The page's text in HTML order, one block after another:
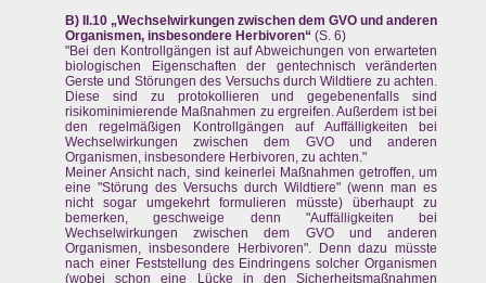
B) II.10 „Wechselwirkungen zwischen dem GVO und anderen
Organismen, insbesondere Herbivoren“ (S. 6)
"Bei den Kontrollgängen ist auf Abweichungen von erwarteten
biologischen Eigenschaften der gentechnisch veränderten
Gerste und Störungen des Versuchs durch Wildtiere zu achten.
Diese sind zu protokollieren und gegebenenfalls sind
risikominimierende Maßnahmen zu ergreifen. Außerdem ist bei
den regelmäßigen Kontrollgängen auf Auffälligkeiten bei
Wechselwirkungen zwischen dem GVO und anderen
Organismen, insbesondere Herbivoren, zu achten."
Meiner Ansicht nach, sind keinerlei Maßnahmen getroffen, um
eine "Störung des Versuchs durch Wildtiere" (wenn man es
nicht sogar umgekehrt formulieren müsste) überhaupt zu
bemerken, geschweige denn "Auffälligkeiten bei
Wechselwirkungen zwischen dem GVO und anderen
Organismen, insbesondere Herbivoren". Denn dazu müsste
nach einer Feststellung des Eindringens solcher Organismen
(wobei schon eine Lücke in den Sicherheitsmaßnahmen